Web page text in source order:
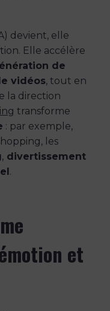
devient, elle
Elle accélère
de
vidéos, tout en
la direction
transforme
: par exemple,
les
, divertissement
.
et